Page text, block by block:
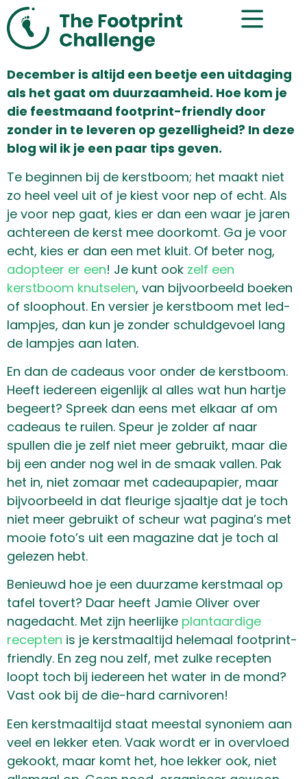
December is altijd een beetje een uitdaging
als het gaat om duurzaamheid. Hoe kom je
die feestmaand footprint-friendly door
zonder in te leveren op gezelligheid? In deze
blog wil ik je een paar tips geven.
Te beginnen bij de kerstboom; het maakt niet
zo heel veel uit of je kiest voor nep of echt. Als
je voor nep gaat, kies er dan een waar je jaren
achtereen de kerst mee doorkomt. Ga je voor
echt, kies er dan een met kluit. Of beter nog,
adopteer er een! Je kunt ook zelf een
kerstboom knutselen, van bijvoorbeeld boeken
of sloophout. En versier je kerstboom met led-
lampjes, dan kun je zonder schuldgevoel lang
de lampjes aan laten.
En dan de cadeaus voor onder de kerstboom.
Heeft iedereen eigenlijk al alles wat hun hartje
begeert? Spreek dan eens met elkaar af om
cadeaus te ruilen. Speur je zolder af naar
spullen die je zelf niet meer gebruikt, maar die
bij een ander nog wel in de smaak vallen. Pak
het in, niet zomaar met cadeaupapier, maar
bijvoorbeeld in dat fleurige sjaaltje dat je toch
niet meer gebruikt of scheur wat pagina’s met
mooie foto’s uit een magazine dat je toch al
gelezen hebt.
Benieuwd hoe je een duurzame kerstmaal op
tafel tovert? Daar heeft Jamie Oliver over
nagedacht. Met zijn heerlijke plantaardige
recepten is je kerstmaaltijd helemaal footprint-
friendly. En zeg nou zelf, met zulke recepten
loopt toch bij iedereen het water in de mond?
Vast ook bij de die-hard carnivoren!
Een kerstmaaltijd staat meestal synoniem aan
veel en lekker eten. Vaak wordt er in overvloed
gekookt, maar komt het, hoe lekker ook, niet